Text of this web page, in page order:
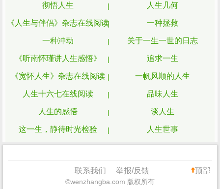
彻悟人生 人生几何
《人生与伴侣》杂志在线阅读 一种拯救
一种冲动 关于一生一世的日志
《听南怀瑾讲人生感悟》 追求一生
《宽怀人生》杂志在线阅读 一帆风顺的人生
人生十六七在线阅读 品味人生
人生的感悟 谈人生
这一生，静待时光检验 人生世事
人生感悟的句子 劳碌一生
《听南怀瑾讲人生感悟》杂志 一种失落
顶部
联系我们 举报/反馈
©wenzhangba.com 版权所有